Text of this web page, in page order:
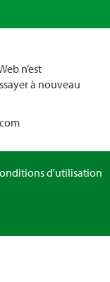
n’est
à nouveau
d'utilisation